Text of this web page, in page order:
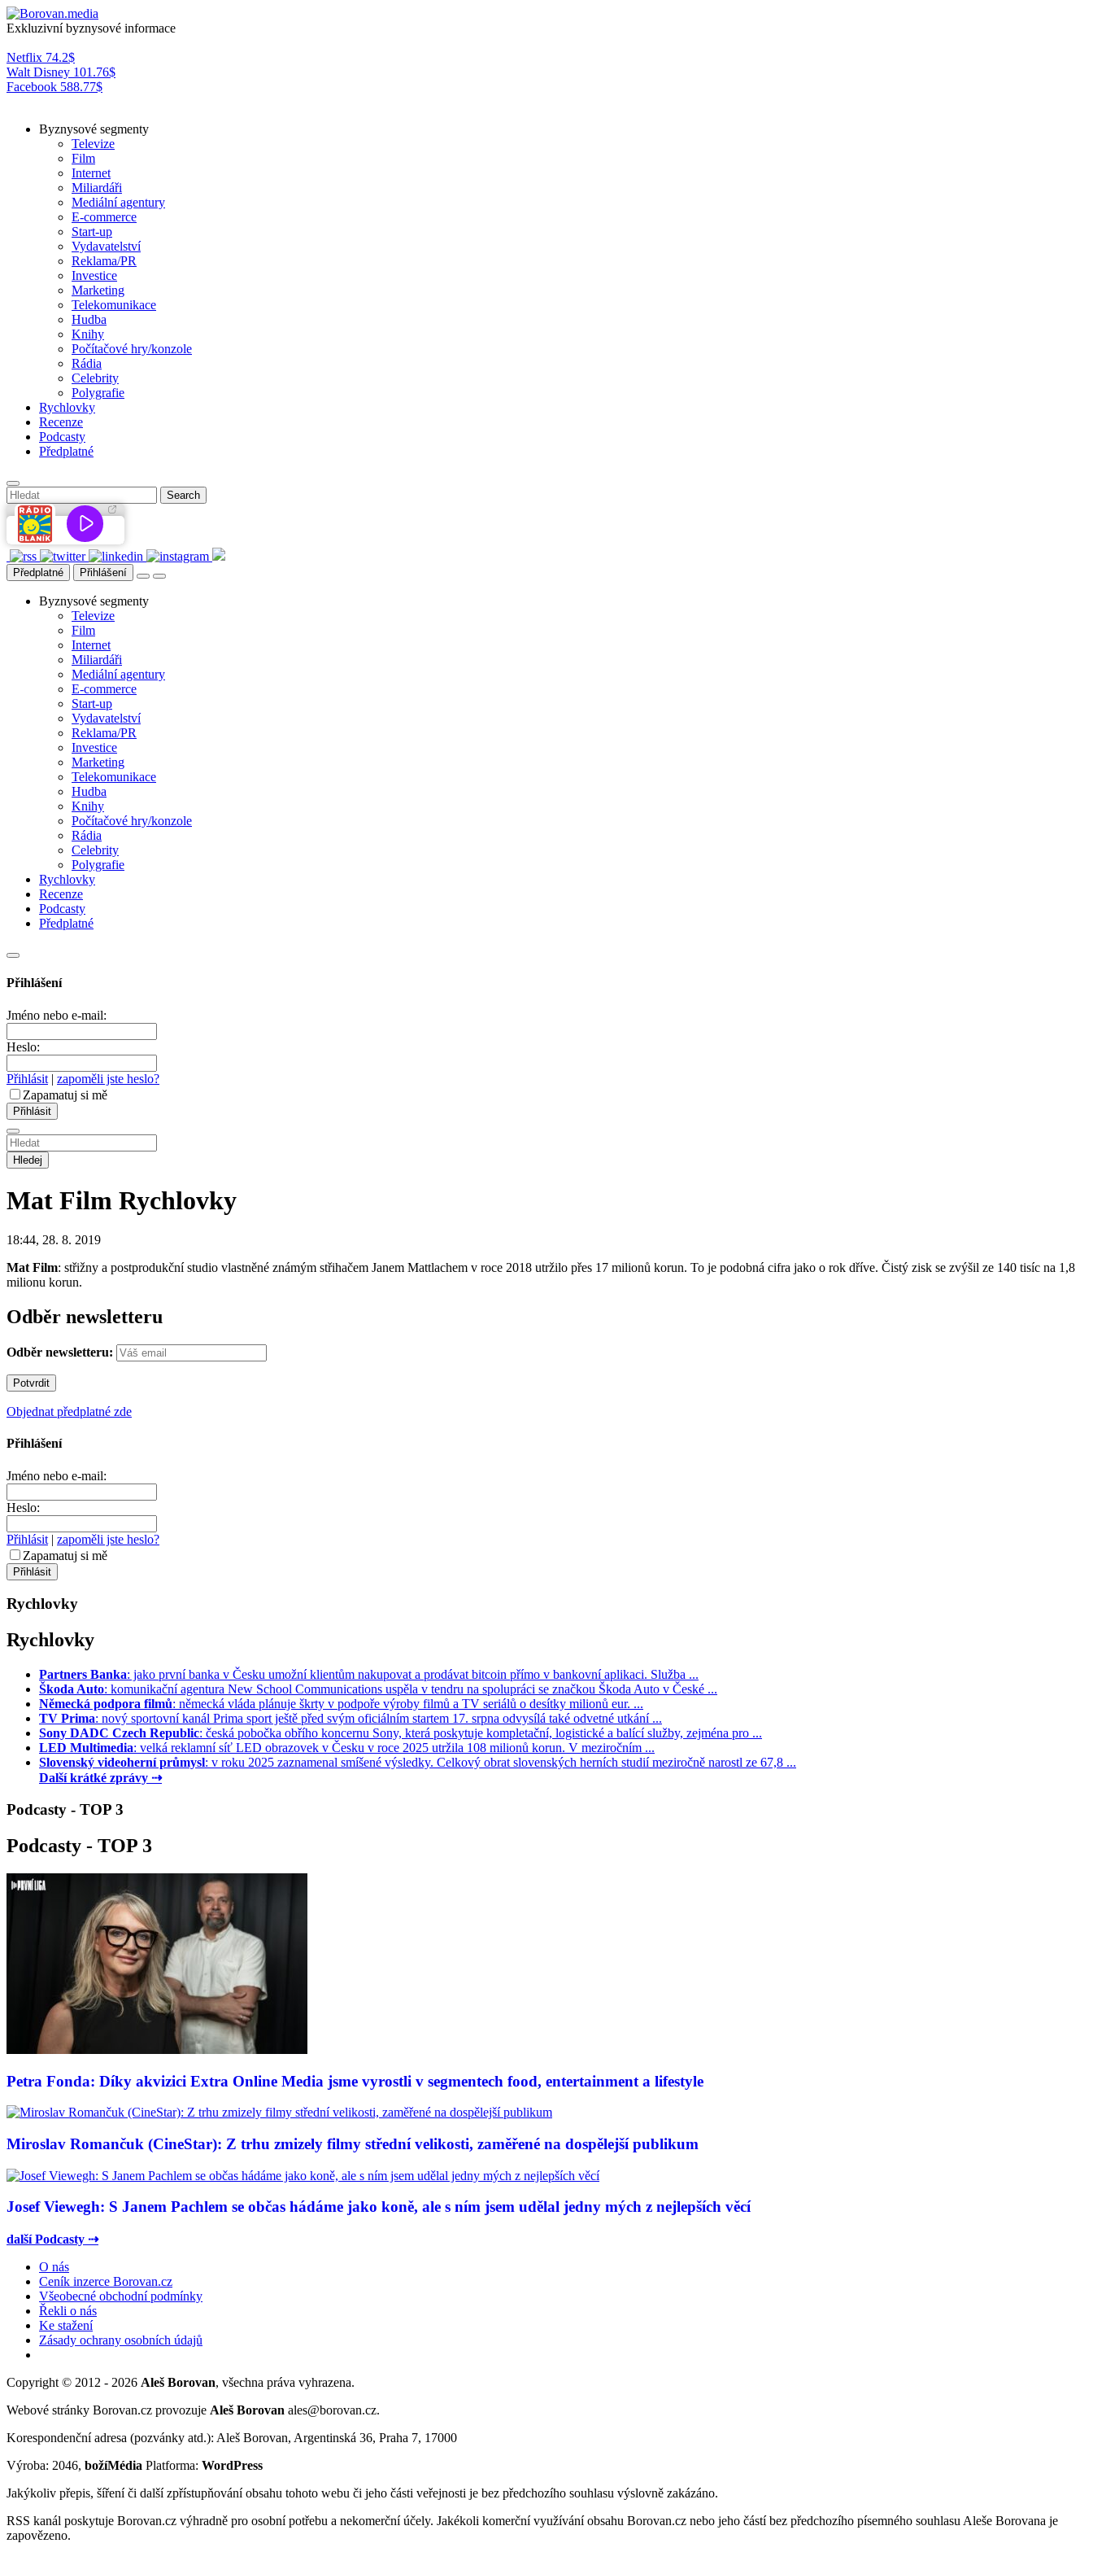
Exkluzivní byznysové informace
Netflix 74.2$
Walt Disney 101.76$
Facebook 588.77$
Byznysové segmenty
Televize
Film
Internet
Miliardáři
Mediální agentury
E-commerce
Start-up
Vydavatelství
Reklama/PR
Investice
Marketing
Telekomunikace
Hudba
Knihy
Počítačové hry/konzole
Rádia
Celebrity
Polygrafie
Rychlovky
Recenze
Podcasty
Předplatné
Předplatné Přihlášení
Byznysové segmenty
Televize
Film
Internet
Miliardáři
Mediální agentury
E-commerce
Start-up
Vydavatelství
Reklama/PR
Investice
Marketing
Telekomunikace
Hudba
Knihy
Počítačové hry/konzole
Rádia
Celebrity
Polygrafie
Rychlovky
Recenze
Podcasty
Předplatné
Přihlášení
Jméno nebo e-mail:
Heslo:
Přihlásit | zapoměli jste heslo?
Zapamatuj si mě
Hledej
Mat Film Rychlovky
18:44, 28. 8. 2019
Mat Film: střižny a postprodukční studio vlastněné známým střihačem Janem Mattlachem v roce 2018 utržilo přes 17 milionů korun. To je podobná cifra jako o rok dříve. Čistý zisk se zvýšil ze 140 tisíc na 1,8
milionu korun.
Odběr newsletteru
Odběr newsletteru:
Objednat předplatné zde
Přihlášení
Jméno nebo e-mail:
Heslo:
Přihlásit | zapoměli jste heslo?
Zapamatuj si mě
Rychlovky
Rychlovky
Partners Banka: jako první banka v Česku umožní klientům nakupovat a prodávat bitcoin přímo v bankovní aplikaci. Služba ...
Škoda Auto: komunikační agentura New School Communications uspěla v tendru na spolupráci se značkou Škoda Auto v České ...
Německá podpora filmů: německá vláda plánuje škrty v podpoře výroby filmů a TV seriálů o desítky milionů eur. ...
TV Prima: nový sportovní kanál Prima sport ještě před svým oficiálním startem 17. srpna odvysílá také odvetné utkání ...
Sony DADC Czech Republic: česká pobočka obřího koncernu Sony, která poskytuje kompletační, logistické a balící služby, zejména pro ...
LED Multimedia: velká reklamní síť LED obrazovek v Česku v roce 2025 utržila 108 milionů korun. V meziročním ...
Slovenský videoherní průmysl: v roku 2025 zaznamenal smíšené výsledky. Celkový obrat slovenských herních studií meziročně narostl ze 67,8 ...
Další krátké zprávy ⇢
Podcasty - TOP 3
Podcasty - TOP 3
Petra Fonda: Díky akvizici Extra Online Media jsme vyrostli v segmentech food, entertainment a lifestyle
Miroslav Romančuk (CineStar): Z trhu zmizely filmy střední velikosti, zaměřené na dospělejší publikum
Josef Viewegh: S Janem Pachlem se občas hádáme jako koně, ale s ním jsem udělal jedny mých z nejlepších věcí
další Podcasty ⇢
O nás
Ceník inzerce Borovan.cz
Všeobecné obchodní podmínky
Řekli o nás
Ke stažení
Zásady ochrany osobních údajů
Copyright © 2012 - 2026 Aleš Borovan, všechna práva vyhrazena.
Webové stránky Borovan.cz provozuje Aleš Borovan ales@borovan.cz.
Korespondenční adresa (pozvánky atd.): Aleš Borovan, Argentinská 36, Praha 7, 17000
Výroba: 2046, božíMédia Platforma: WordPress
Jakýkoliv přepis, šíření či další zpřístupňování obsahu tohoto webu či jeho části veřejnosti je bez předchozího souhlasu výslovně zakázáno.
RSS kanál poskytuje Borovan.cz výhradně pro osobní potřebu a nekomerční účely. Jakékoli komerční využívání obsahu Borovan.cz nebo jeho částí bez předchozího písemného souhlasu Aleše Borovana je
zapovězeno.